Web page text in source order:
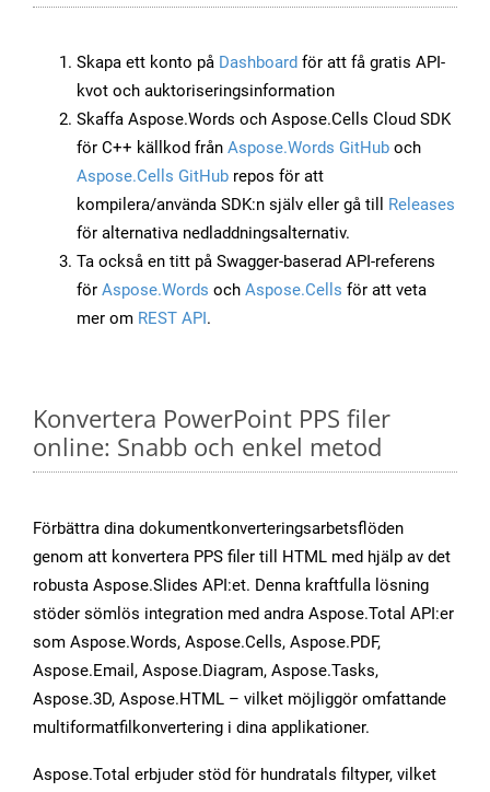
Skapa ett konto på Dashboard för att få gratis API-
kvot och auktoriseringsinformation
Skaffa Aspose.Words och Aspose.Cells Cloud SDK
för C++ källkod från Aspose.Words GitHub och
Aspose.Cells GitHub repos för att
kompilera/använda SDK:n själv eller gå till Releases
för alternativa nedladdningsalternativ.
Ta också en titt på Swagger-baserad API-referens
för Aspose.Words och Aspose.Cells för att veta
mer om REST API.
Konvertera PowerPoint PPS filer
online: Snabb och enkel metod
Förbättra dina dokumentkonverteringsarbetsflöden
genom att konvertera PPS filer till HTML med hjälp av det
robusta Aspose.Slides API:et. Denna kraftfulla lösning
stöder sömlös integration med andra Aspose.Total API:er
som Aspose.Words, Aspose.Cells, Aspose.PDF,
Aspose.Email, Aspose.Diagram, Aspose.Tasks,
Aspose.3D, Aspose.HTML – vilket möjliggör omfattande
multiformatfilkonvertering i dina applikationer.
Aspose.Total erbjuder stöd för hundratals filtyper, vilket